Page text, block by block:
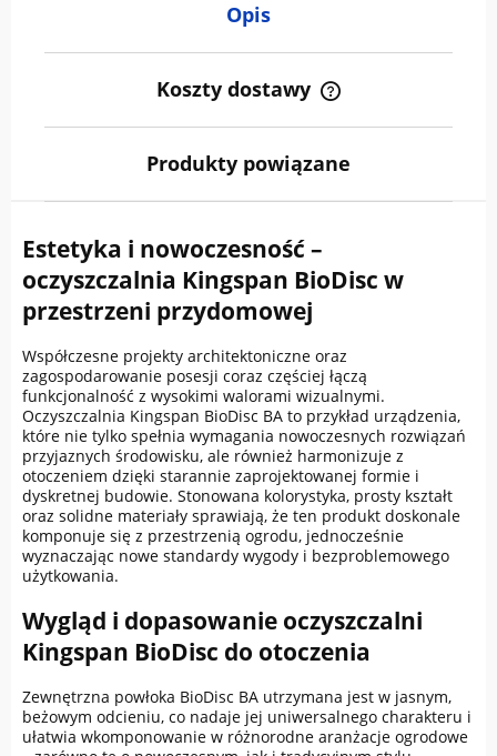
Opis
Koszty dostawy
Cena nie zawiera ewentualnych kosztów płatności
Produkty powiązane
Estetyka i nowoczesność –
oczyszczalnia Kingspan BioDisc w
przestrzeni przydomowej
Współczesne projekty architektoniczne oraz
zagospodarowanie posesji coraz częściej łączą
funkcjonalność z wysokimi walorami wizualnymi.
Oczyszczalnia Kingspan BioDisc BA to przykład urządzenia,
które nie tylko spełnia wymagania nowoczesnych rozwiązań
przyjaznych środowisku, ale również harmonizuje z
otoczeniem dzięki starannie zaprojektowanej formie i
dyskretnej budowie. Stonowana kolorystyka, prosty kształt
oraz solidne materiały sprawiają, że ten produkt doskonale
komponuje się z przestrzenią ogrodu, jednocześnie
wyznaczając nowe standardy wygody i bezproblemowego
użytkowania.
Wygląd i dopasowanie oczyszczalni
Kingspan BioDisc do otoczenia
Zewnętrzna powłoka BioDisc BA utrzymana jest w jasnym,
beżowym odcieniu, co nadaje jej uniwersalnego charakteru i
ułatwia wkomponowanie w różnorodne aranżacje ogrodowe